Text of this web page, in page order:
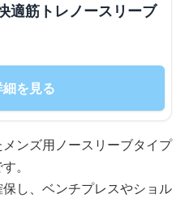
適筋トレノースリーブ
を見る
ンズ用ノースリーブタイプ
。
し、ベンチプレスやショル